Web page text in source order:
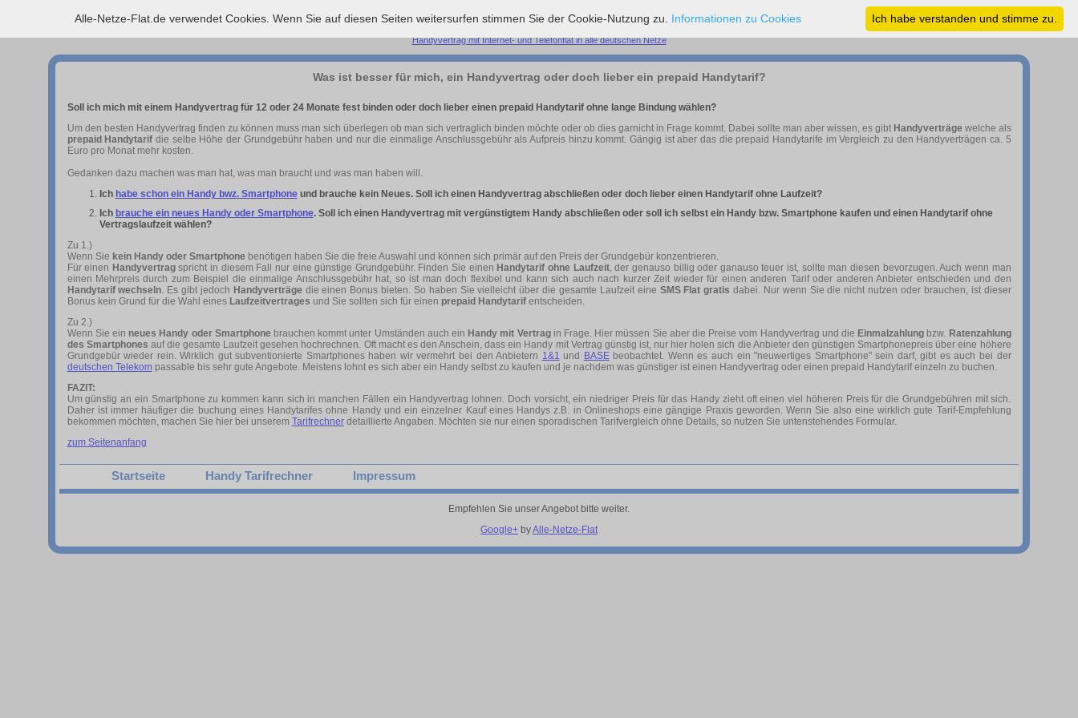
ALLE NETZE FLAT
Handyvertrag mit Internet- und Telefonflat in alle deutschen Netze
Was ist besser für mich, ein Handyvertrag oder doch lieber ein prepaid Handytarif?
Soll ich mich mit einem Handyvertrag für 12 oder 24 Monate fest binden oder doch lieber einen prepaid Handytarif ohne lange Bindung wählen?
Um den besten Handyvertrag finden zu können muss man sich überlegen ob man sich vertraglich binden möchte oder ob dies garnicht in Frage kommt. Dabei sollte man aber wissen, es gibt Handyverträge welche als
prepaid Handytarif die selbe Höhe der Grundgebühr haben und nur die einmalige Anschlussgebühr als Aufpreis hinzu kommt. Gängig ist aber das die prepaid Handytarife im Vergleich zu den Handyverträgen ca. 5
Euro pro Monat mehr kosten.
Gedanken dazu machen was man hat, was man braucht und was man haben will.
Ich habe schon ein Handy bwz. Smartphoneund brauche kein Neues. Soll ich einen Handyvertrag abschließen oder doch lieber einen Handytarif ohne Laufzeit?
Ich brauche ein neues Handy oder Smartphone. Soll ich einen Handyvertrag mit vergünstigtem Handy abschließen oder soll ich selbst ein Handy bzw. Smartphone kaufen und einen Handytarif ohne
Vertragslaufzeit wählen?
Zu 1.)
Wenn Sie kein Handy oder Smartphone benötigen haben Sie die freie Auswahl und können sich primär auf den Preis der Grundgebür konzentrieren.
Für einen Handyvertragspricht in diesem Fall nur eine günstige Grundgebühr. Finden Sie einen Handytarif ohne Laufzeit, der genauso billig oder ganauso teuer ist, sollte man diesen bevorzugen. Auch wenn man
einen Mehrpreis durch zum Beispiel die einmalige Anschlussgebühr hat, so ist man doch flexibel und kann sich auch nach kurzer Zeit wieder für einen anderen Tarif oder anderen Anbieter entschieden und den
Handytarif wechseln . Es gibt jedoch Handyverträge die einen Bonus bieten. So haben Sie vielleicht über die gesamte Laufzeit eine SMS Flat gratis dabei. Nur wenn Sie die nicht nutzen oder brauchen, ist dieser
Bonus kein Grund für die Wahl eines Laufzeitvertrages und Sie sollten sich für einen prepaid Handytarifentscheiden.
Zu 2.)
Wenn Sie ein neues Handy oder Smartphone brauchen kommt unter Umständen auch ein Handy mit Vertragin Frage. Hier müssen Sie aber die Preise vom Handyvertrag und die Einmalzahlung bzw. Ratenzahlung
des Smartphones auf die gesamte Laufzeit gesehen hochrechnen. Oft macht es den Anschein, dass ein Handy mit Vertrag günstig ist, nur hier holen sich die Anbieter den günstigen Smartphonepreis über eine höhere
Grundgebür wieder rein. Wirklich gut subventionierte Smartphones haben wir vermehrt bei den Anbietern 1&1 und BASEbeobachtet. Wenn es auch ein "neuwertiges Smartphone" sein darf, gibt es auch bei der
deutschen Telekompassable bis sehr gute Angebote. Meistens lohnt es sich aber ein Handy selbst zu kaufen und je nachdem was günstiger ist einen Handyvertrag oder einen prepaid Handytarif einzeln zu buchen.
FAZIT:
Um günstig an ein Smartphone zu kommen kann sich in manchen Fällen ein Handyvertrag lohnen. Doch vorsicht, ein niedriger Preis für das Handy zieht oft einen viel höheren Preis für die Grundgebühren mit sich.
Daher ist immer häufiger die buchung eines Handytarifes ohne Handy und ein einzelner Kauf eines Handys z.B. in Onlineshops eine gängige Praxis geworden. Wenn Sie also eine wirklich gute Tarif-Empfehlung
bekommen möchten, machen Sie hier bei unserem Tarifrechnerdetaillierte Angaben. Möchten sie nur einen sporadischen Tarifvergleich ohne Details, so nutzen Sie untenstehendes Formular.
zum Seitenanfang
Startseite Handy Tarifrechner Impressum
Empfehlen Sie unser Angebot bitte weiter.
Google+ byAlle-Netze-Flat
Ich habe verstanden und stimme zu.
Alle-Netze-Flat.de verwendet Cookies. Wenn Sie auf diesen Seiten weitersurfen stimmen Sie der Cookie-Nutzung zu. Informationen zu Cookies